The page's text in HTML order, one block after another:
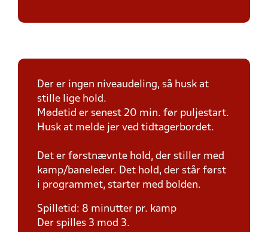
Der er ingen niveaudeling, så husk at
stille lige hold.
Mødetid er senest 20 min. før puljestart.
Husk at melde jer ved tidtagerbordet.
Det er førstnævnte hold, der stiller med
kamp/baneleder. Det hold, der står først
i programmet, starter med bolden.
Spilletid: 8 minutter pr. kamp
Der spilles 3 mod 3.